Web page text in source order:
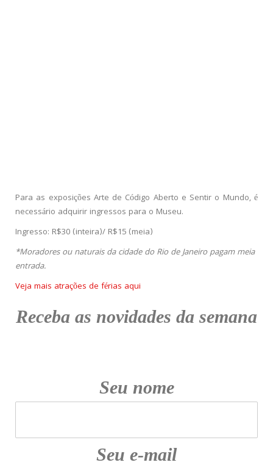
Para as exposições Arte de Código Aberto e Sentir o Mundo, é
necessário adquirir ingressos para o Museu.
Ingresso: R$30 (inteira)/ R$15 (meia)
*Moradores ou naturais da cidade do Rio de Janeiro pagam meia
entrada.
Veja mais atrações de férias aqui
Receba as novidades da semana
Seu nome
Seu e-mail